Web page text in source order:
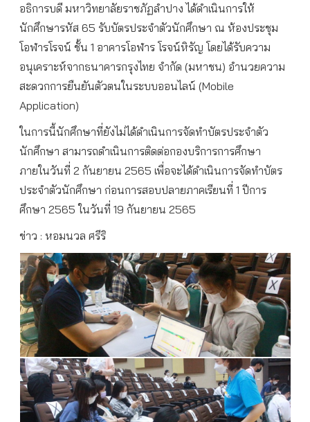
อธิการบดี มหาวิทยาลัยราชภัฏลำปาง ได้ดำเนินการให้
นักศึกษารหัส 65 รับบัตรประจำตัวนักศึกษา ณ ห้องประชุม
โอฬารโรจน์ ชั้น 1 อาคารโอฬาร โรจน์หิรัญ โดยได้รับความ
อนุเคราะห์จากธนาคารกรุงไทย จำกัด (มหาชน) อำนวยความ
สะดวกการยืนยันตัวตนในระบบออนไลน์ (Mobile
Application)
ในการนี้นักศึกษาที่ยังไม่ได้ดำเนินการจัดทำบัตรประจำตัว
นักศึกษา สามารถดำเนินการติดต่อกองบริการการศึกษา
ภายในวันที่ 2 กันยายน 2565 เพื่อจะได้ดำเนินการจัดทำบัตร
ประจำตัวนักศึกษา ก่อนการสอบปลายภาคเรียนที่ 1 ปีการ
ศึกษา 2565 ในวันที่ 19 กันยายน 2565
ข่าว : หอมนวล ศรีริ